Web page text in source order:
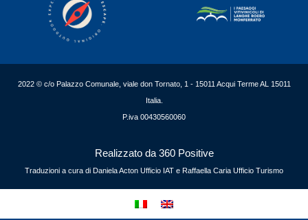
2022 © c/o Palazzo Comunale, viale don Tornato, 1 - 15011 Acqui Terme AL 15011
Italia.
P.iva 00430560060
Realizzato da 360 Positive
Traduzioni a cura di Daniela Acton Ufficio IAT e Raffaella Caria Ufficio Turismo